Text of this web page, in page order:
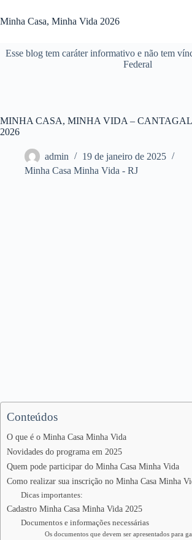
para
o
Minha Casa, Minha Vida 2026
Esse blog tem caráter informativo e não tem
Federal
MINHA CASA, MINHA VIDA –
2026
admin
19 de janeiro de 2025
Minha Casa Minha Vida - RJ
Conteúdos
O que é o Minha Casa Minha Vida
Novidades do programa em 2025
Quem pode participar do Minha Casa Minha Vida
Como realizar sua inscrição no Minha Casa Minha
Dicas importantes:
Cadastro Minha Casa Minha Vida 2025
Documentos e informações necessárias
Os documentos que devem ser apresentados para